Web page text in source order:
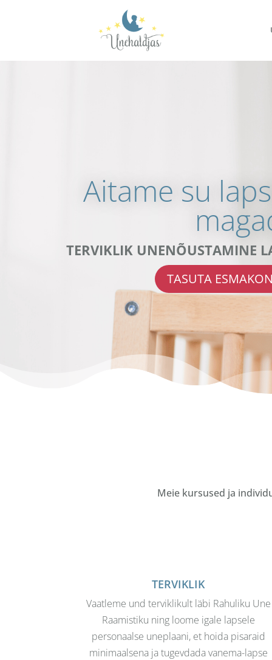
Aitame su
TERVIKLIK UNENÕUSTAMINE
TASUTA
Meie kursused ja
TERVIKLIK
Vaatleme und terviklikult läbi Rahuliku Une
Raamistiku ning loome igale lapsele
personaalse uneplaani, et hoida pisaraid
minimaalsena ja tugevdada vanema-lapse